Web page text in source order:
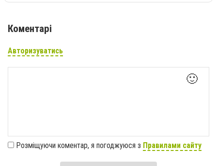
Коментарі
Авторизуватись
🙂
Розміщуючи коментар, я погоджуюся з Правилами сайту